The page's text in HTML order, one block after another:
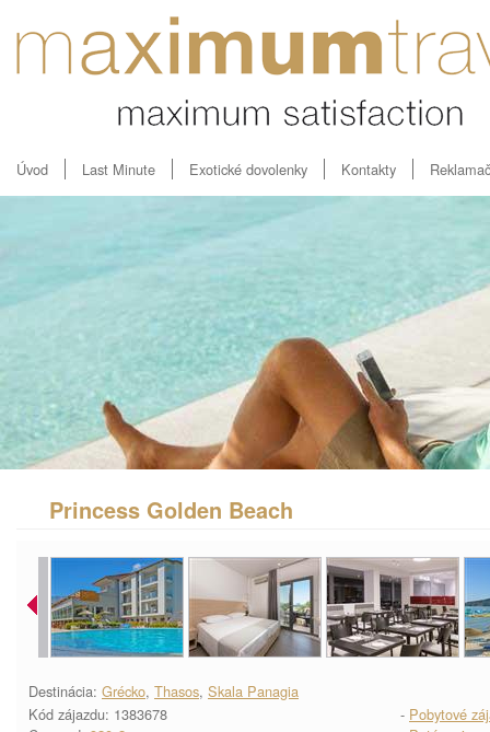
Úvod Last Minute Exotické dovolenky Kontakty
Princess Golden Beach
Destinácia: Grécko, Thasos, Skala Panagia
Kód zájazdu: 1383678
- Pobytové